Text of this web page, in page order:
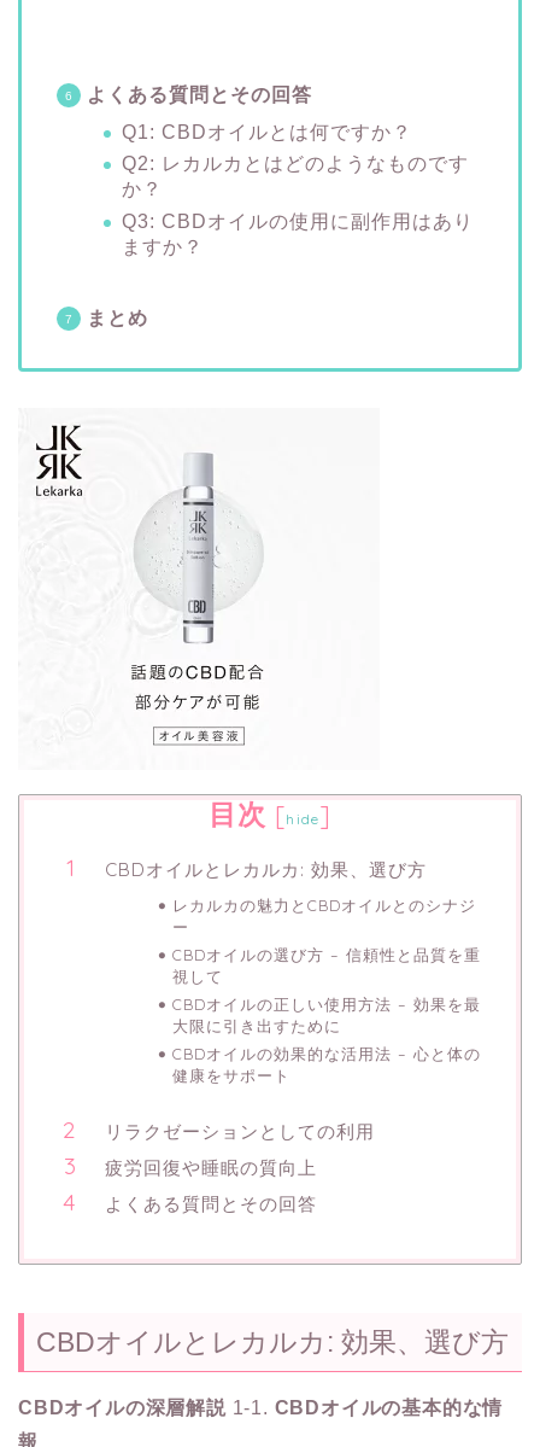
よくある質問とその回答
Q1: CBDオイルとは何ですか？
Q2: レカルカとはどのようなものです
か？
Q3: CBDオイルの使用に副作用はあり
ますか？
まとめ
目次 [hide]
CBDオイルとレカルカ: 効果、選び方
レカルカの魅力とCBDオイルとのシナジ
ー
CBDオイルの選び方 – 信頼性と品質を重
視して
CBDオイルの正しい使用方法 – 効果を最
大限に引き出すために
CBDオイルの効果的な活用法 – 心と体の
健康をサポート
リラクゼーションとしての利用
疲労回復や睡眠の質向上
よくある質問とその回答
CBDオイルとレカルカ: 効果、選び方
CBDオイルの深層解説 1-1. CBDオイルの基本的な情
報